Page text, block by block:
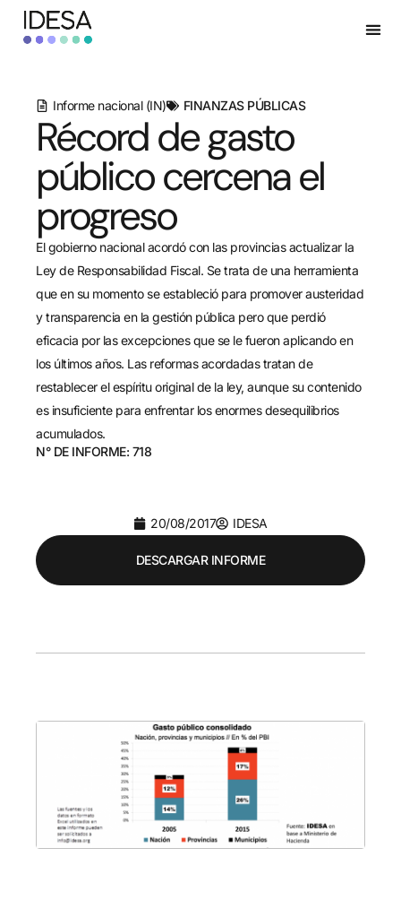
Informe nacional (IN) FINANZAS PÚBLICAS
Récord de gasto
público cercena el
progreso
El gobierno nacional acordó con las provincias actualizar la
Ley de Responsabilidad Fiscal. Se trata de una herramienta
que en su momento se estableció para promover austeridad
y transparencia en la gestión pública pero que perdió
eficacia por las excepciones que se le fueron aplicando en
los últimos años. Las reformas acordadas tratan de
restablecer el espíritu original de la ley, aunque su contenido
es insuficiente para enfrentar los enormes desequilibrios
acumulados.
N° DE INFORME: 718
20/08/2017 IDESA
DESCARGAR INFORME